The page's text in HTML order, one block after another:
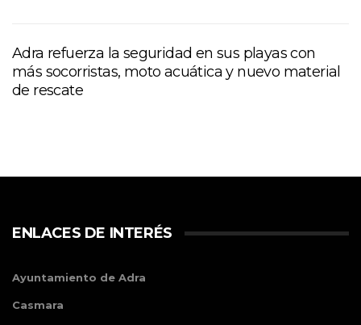
Adra refuerza la seguridad en sus playas con
más socorristas, moto acuática y nuevo material
de rescate
ENLACES DE INTERÉS
Ayuntamiento de Adra
Casmara